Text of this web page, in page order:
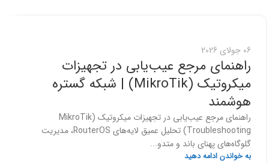
06 جولای 2026
راهنمای مرجع عیب‌یابی در تجهیزات
میکروتیک (MikroTik) | شبکه گستره
هوشمند
راهنمای مرجع عیب‌یابی در تجهیزات میکروتیک (MikroTik
Troubleshooting) تحلیل عمیق لایه‌های RouterOS، مدیریت
گلوگاه‌های پهنای باند و متدو...
به خواندن ادامه دهید